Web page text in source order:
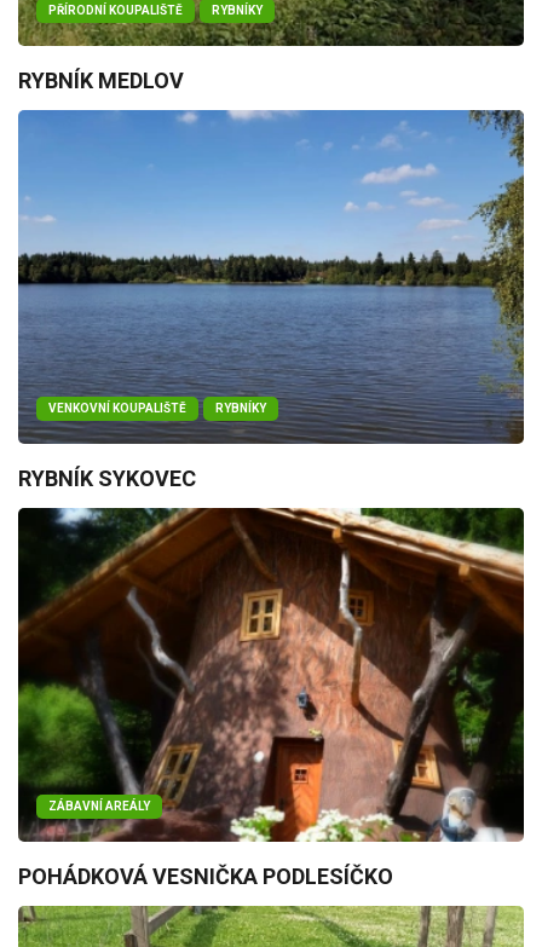
PŘÍRODNÍ KOUPALIŠTĚ RYBNÍKY
RYBNÍK MEDLOV
VENKOVNÍ KOUPALIŠTĚ RYBNÍKY
RYBNÍK SYKOVEC
ZÁBAVNÍ AREÁLY
POHÁDKOVÁ VESNIČKA PODLESÍČKO